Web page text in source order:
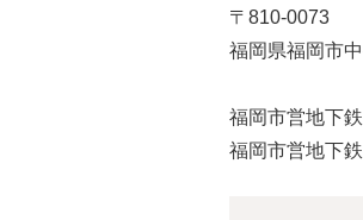
〒810-0073
福岡県福岡市
福岡市営地下
福岡市営地下